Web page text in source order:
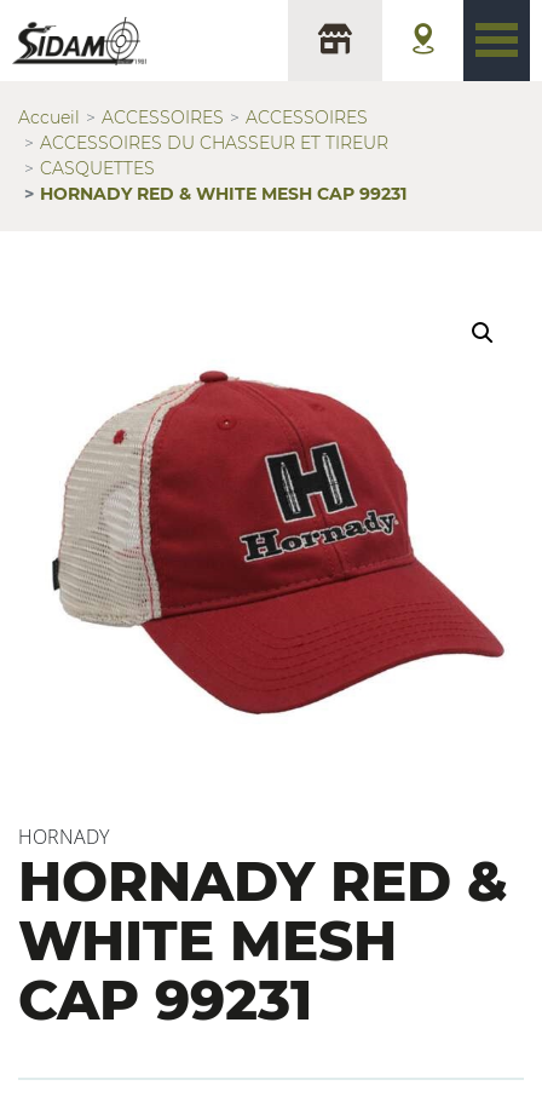
Accueil ACCESSOIRES
ACCESSOIRES
ACCESSOIRES DU CHASSEUR ET TIREUR
CASQUETTES
HORNADY RED & WHITE MESH CAP 99231
HORNADY
HORNADY RED &
WHITE MESH
CAP 99231